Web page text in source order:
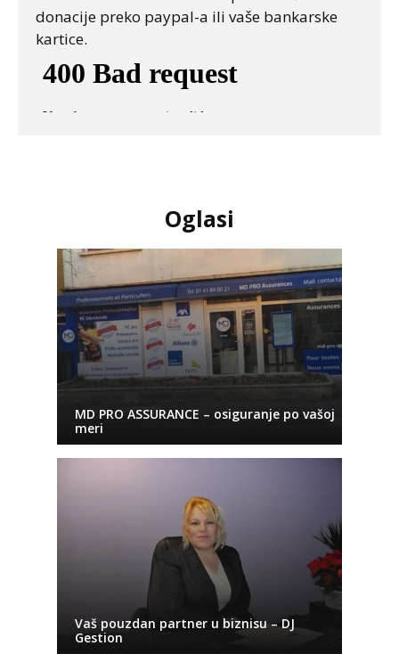
donacije preko paypal-a ili vaše bankarske
kartice.
Oglasi
MD PRO ASSURANCE – osiguranje po vašoj
meri
Vaš pouzdan partner u biznisu – DJ
Gestion